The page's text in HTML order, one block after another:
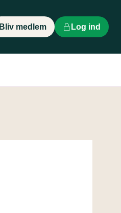
Bliv medlem Log ind